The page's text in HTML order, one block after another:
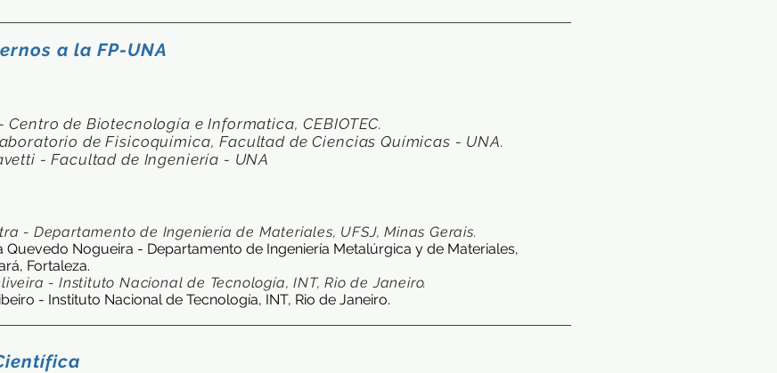
a la FP-UNA
Centro de Biotecnología e Informatica, CEBIOTEC.
de Fisicoquímica, Facultad de Ciencias Químicas - UNA.
- Facultad de Ingeniería - UNA
- Departamento de Ingeniería de Materiales, UFSJ, Minas Gerais.
Quevedo Nogueira - Departamento de Ingeniería Metalúrgica y de Materiales,
Fortaleza.
- Instituto Nacional de Tecnología, INT, Rio de Janeiro.
- Instituto Nacional de Tecnología, INT, Rio de Janeiro.​